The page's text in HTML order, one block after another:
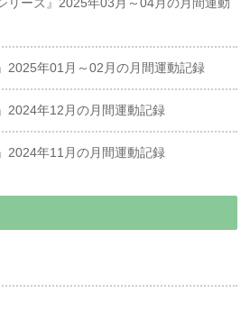
2025年01月～02月の月間運動記録
2024年12月の月間運動記録
2024年11月の月間運動記録